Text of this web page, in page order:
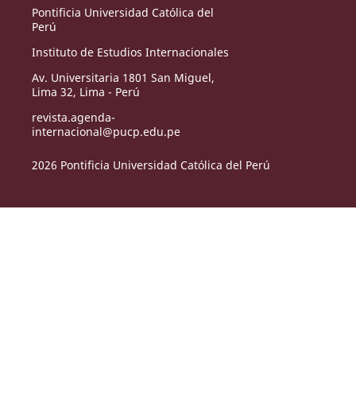
Pontificia Universidad Católica del
Perú
Instituto de Estudios Internacionales
Av. Universitaria 1801 San Miguel,
Lima 32, Lima - Perú
revista.agenda-
internacional@pucp.edu.pe
2026 Pontificia Universidad Católica del Perú